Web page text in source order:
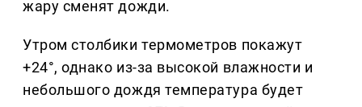
жару сменят дожди.
Утром столбики термометров покажут
+24°, однако из-за высокой влажности и
небольшого дождя температура будет